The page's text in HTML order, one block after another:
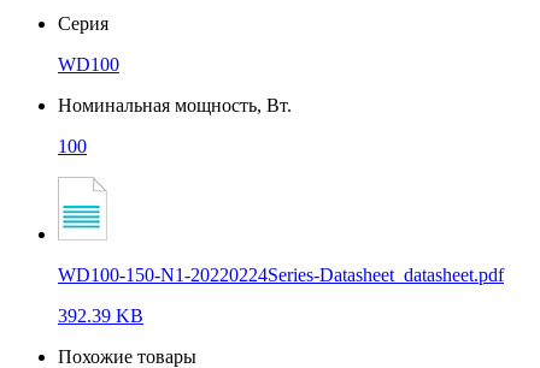
Серия
WD100
Номинальная мощность, Вт.
100
WD100-150-N1-20220224Series-Datasheet_datasheet.pdf
392.39 KB
Похожие товары